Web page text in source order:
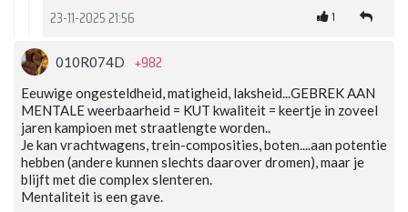
23-11-2025 21:56 1
010R074D +982
Eeuwige ongesteldheid, matigheid, laksheid...GEBREK AAN
MENTALE weerbaarheid = KUT kwaliteit = keertje in zoveel
jaren kampioen met straatlengte worden..
Je kan vrachtwagens, trein-composities, boten....aan potentie
hebben (andere kunnen slechts daarover dromen), maar je
blijft met die complex slenteren.
Mentaliteit is een gave.